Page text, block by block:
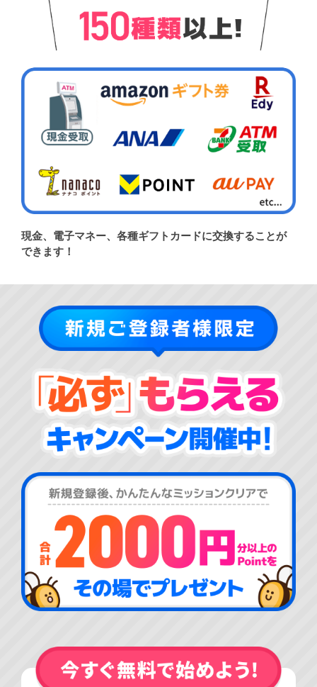
現金、電子マネー、各種ギフトカードに交換することが
できます！